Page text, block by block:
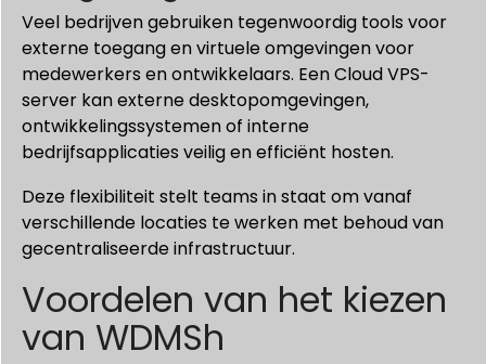
Veel bedrijven gebruiken tegenwoordig tools voor
externe toegang en virtuele omgevingen voor
medewerkers en ontwikkelaars. Een Cloud VPS-
server kan externe desktopomgevingen,
ontwikkelingssystemen of interne
bedrijfsapplicaties veilig en efficiënt hosten.
Deze flexibiliteit stelt teams in staat om vanaf
verschillende locaties te werken met behoud van
gecentraliseerde infrastructuur.
Voordelen van het kiezen
van WDMSh